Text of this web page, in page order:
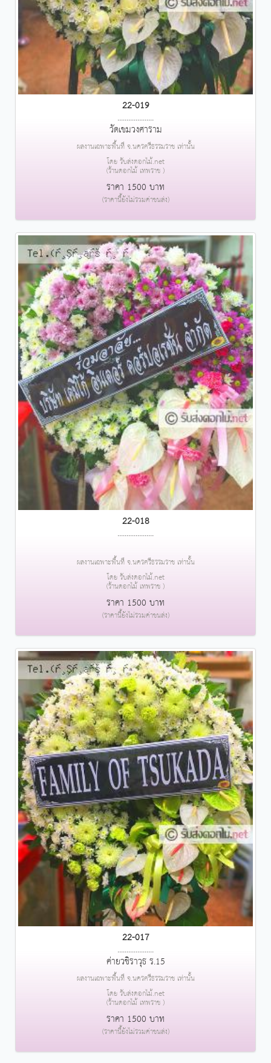
22-019
....................
วัดเขมวงศาราม
ผลงานเฉพาะพื้นที่ จ.นครศรีธรรมราช เท่านั้น
โดย รับส่งดอกไม้.net
(ร้านดอกไม้ เทพราช )
ราคา 1500 บาท
(ราคานี้ยังไม่รวมค่าขนส่ง)
22-018
....................
ผลงานเฉพาะพื้นที่ จ.นครศรีธรรมราช เท่านั้น
โดย รับส่งดอกไม้.net
(ร้านดอกไม้ เทพราช )
ราคา 1500 บาท
(ราคานี้ยังไม่รวมค่าขนส่ง)
22-017
....................
ค่ายวชิราวุธ ร.15
ผลงานเฉพาะพื้นที่ จ.นครศรีธรรมราช เท่านั้น
โดย รับส่งดอกไม้.net
(ร้านดอกไม้ เทพราช )
ราคา 1500 บาท
(ราคานี้ยังไม่รวมค่าขนส่ง)